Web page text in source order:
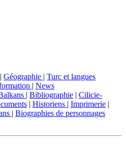
| Géographie | Turc et langues
| News
| Bibliographie | Cilicie-
| Historiens | Imprimerie |
| Biographies de personnages